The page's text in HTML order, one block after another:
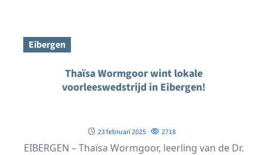
Eibergen
Thaïsa Wormgoor wint lokale
voorleeswedstrijd in Eibergen!
23 februari 2025 2718
EIBERGEN – Thaïsa Wormgoor, leerling van de Dr.